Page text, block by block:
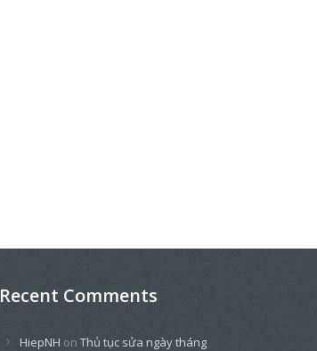
Recent Comments
HiepNH on Thủ tục sửa ngày tháng